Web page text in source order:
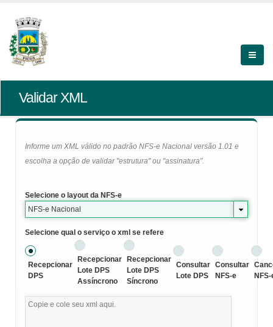
Validar XML
Informe um XML válido no padrão NFS-e Nacional versão 1.01 e
escolha a opção de validar "estrutura" ou "assinatura".
Selecione o layout da NFS-e
NFS-e Nacional
Selecione qual o serviço o xml se refere
Recepcionar
DPS
Recepcionar
Lote DPS
Assíncrono
Recepcionar
Lote DPS
Síncrono
Consultar
Lote DPS
Consultar
NFS-e
NFS-